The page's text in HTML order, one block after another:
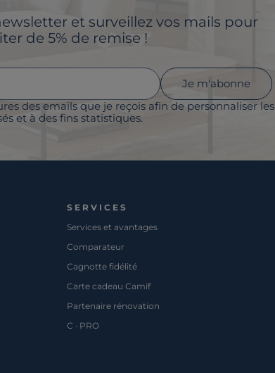
et surveillez vos mails pour
de 5% de remise !
des emails que je reçois afin de personnaliser les
et à des fins statistiques.
Je m'abonne
SERVICES
Services et avantages
Comparateur
Cagnotte fidélité
Carte cadeau Camif
Partenaire rénovation
C · PRO